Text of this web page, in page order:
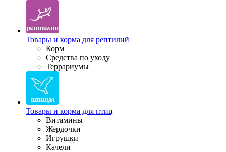
Товары и корма для рептилий
Корм
Средства по уходу
Террариумы
Товары и корма для птиц
Витамины
Жердочки
Игрушки
Качели